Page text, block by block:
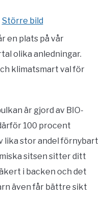
Större bild
en plats på vår
olika anledningar.
klimatsmart val för
är gjord av BIO-
100 procent
lika stor andel förnybart
sitsen sitter ditt
i backen och det
även får bättre sikt